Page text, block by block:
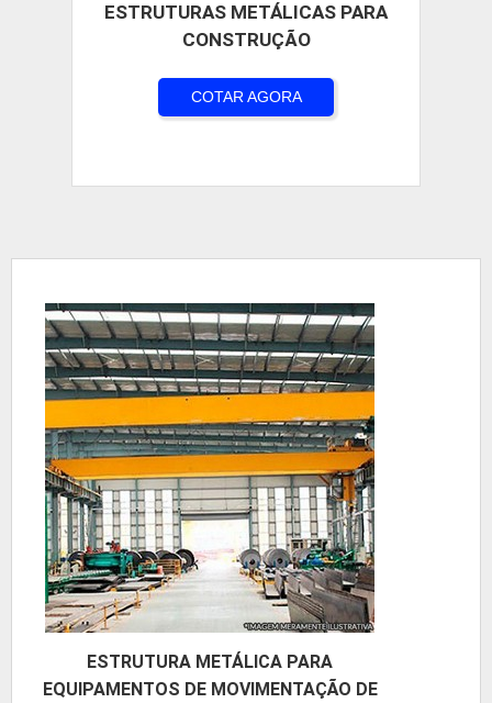
ESTRUTURAS METÁLICAS PARA
CONSTRUÇÃO
COTAR AGORA
ESTRUTURA METÁLICA PARA
EQUIPAMENTOS DE MOVIMENTAÇÃO DE